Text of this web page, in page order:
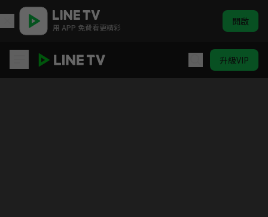
用 APP 免費看更精彩 開啟
升級VIP